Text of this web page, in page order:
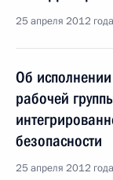
25 апреля 2012
Об
рабочей
безопасности
25 апреля 2012